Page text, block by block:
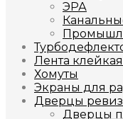
ЭРА
Лента клейкая
Хомуты
Экраны для
Дверцы
Дверцы